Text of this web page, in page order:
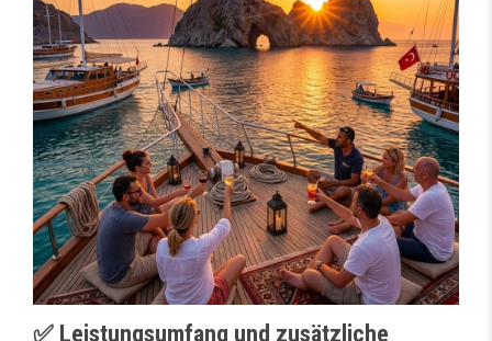
✅ Leistungsumfang und zusätzliche